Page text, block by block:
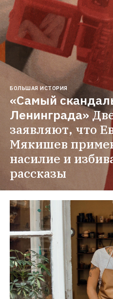
БОЛЬШАЯ ИСТОРИЯ
«Самый
Ленинграда»
заявляют, что
Мякишев
насилие и
рассказы